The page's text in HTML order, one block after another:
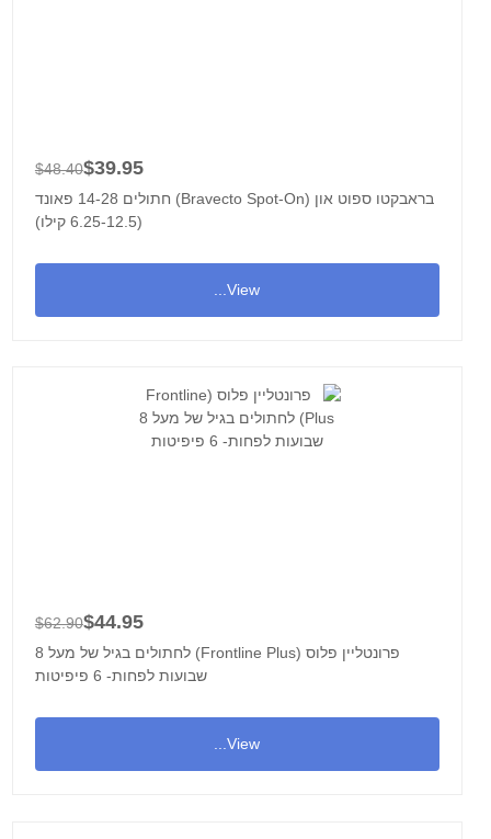
$39.95
$48.40
בראבקטו ספוט און (Bravecto Spot-On) חתולים 14-28 פאונד
(6.25-12.5 קילו)
View...
$44.95
$62.90
פרונטליין פלוס (Frontline Plus) לחתולים בגיל של מעל 8
שבועות לפחות- 6 פיפיטות
View...